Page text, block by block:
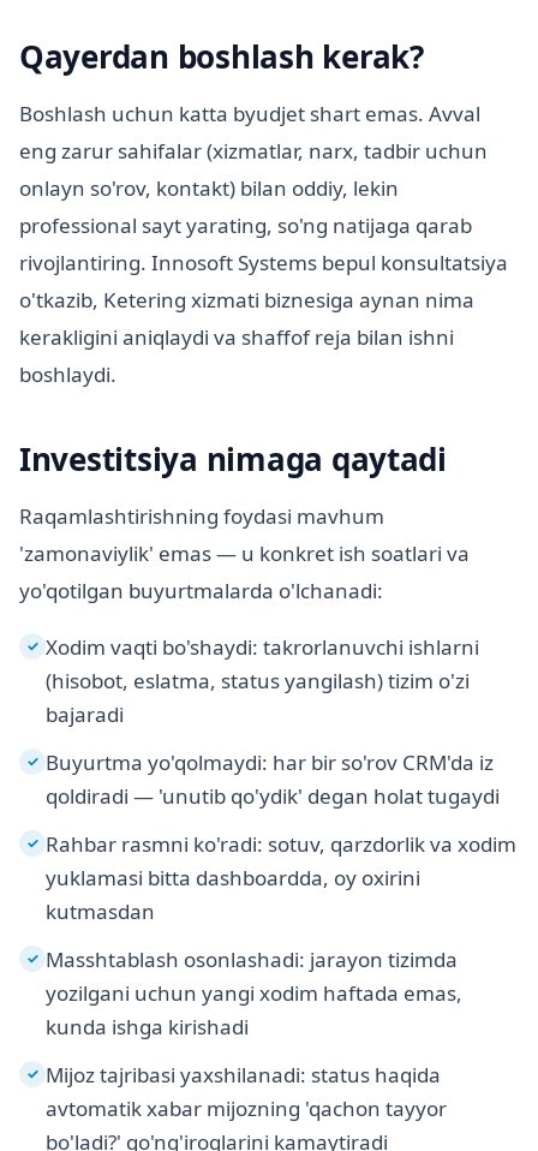
Qayerdan boshlash kerak?
Boshlash uchun katta byudjet shart emas. Avval
eng zarur sahifalar (xizmatlar, narx, tadbir uchun
onlayn so'rov, kontakt) bilan oddiy, lekin
professional sayt yarating, so'ng natijaga qarab
rivojlantiring. Innosoft Systems bepul konsultatsiya
o'tkazib, Ketering xizmati biznesiga aynan nima
kerakligini aniqlaydi va shaffof reja bilan ishni
boshlaydi.
Investitsiya nimaga qaytadi
Raqamlashtirishning foydasi mavhum
'zamonaviylik' emas — u konkret ish soatlari va
yo'qotilgan buyurtmalarda o'lchanadi:
✓ Xodim vaqti bo'shaydi: takrorlanuvchi ishlarni
(hisobot, eslatma, status yangilash) tizim o'zi
bajaradi
✓ Buyurtma yo'qolmaydi: har bir so'rov CRM'da iz
qoldiradi — 'unutib qo'ydik' degan holat tugaydi
✓ Rahbar rasmni ko'radi: sotuv, qarzdorlik va xodim
yuklamasi bitta dashboardda, oy oxirini
kutmasdan
✓ Masshtablash osonlashadi: jarayon tizimda
yozilgani uchun yangi xodim haftada emas,
kunda ishga kirishadi
✓ Mijoz tajribasi yaxshilanadi: status haqida
avtomatik xabar mijozning 'qachon tayyor
bo'ladi?' qo'ng'iroqlarini kamaytiradi